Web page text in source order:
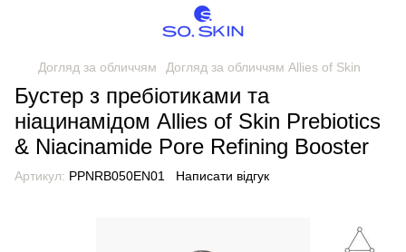
Догляд за обличчям Догляд за обличчям Allies of Skin
Бустер з пребіотиками та
ніацинамідом Allies of Skin Prebiotics
& Niacinamide Pore Refining Booster
Артикул: PPNRB050EN01 Написати відгук